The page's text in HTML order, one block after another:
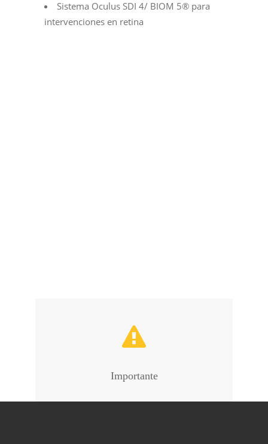
Sistema Oculus SDI 4/ BIOM 5® para
intervenciones en retina
Importante